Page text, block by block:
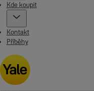
Kde koupit
Kontakt
Příběhy